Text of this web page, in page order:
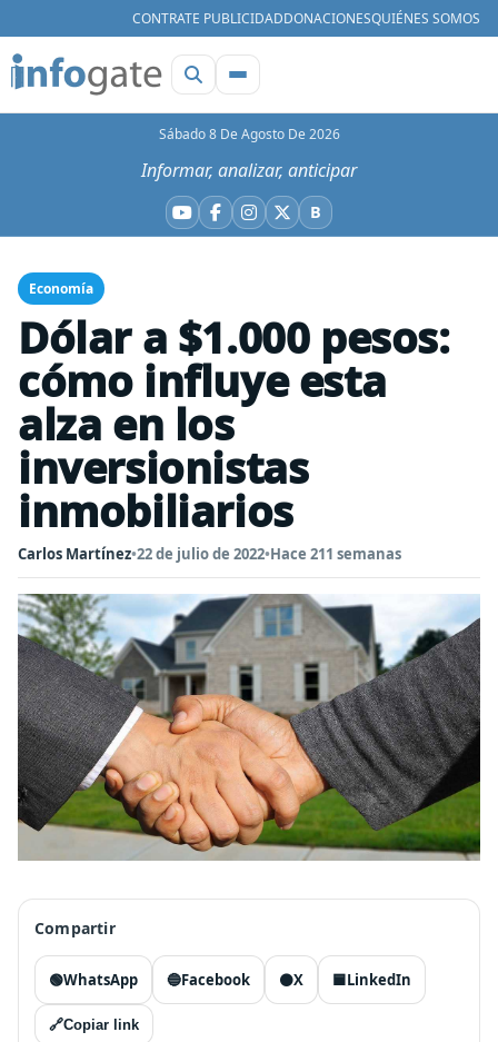
CONTRATE PUBLICIDADDONACIONESQUIÉNES SOMOS
Sábado 8 De Agosto De 2026
Informar, analizar, anticipar
YouTube
Facebook
Instagram
X BBluesky
Economía
Dólar a $1.000 pesos:
cómo influye esta
alza en los
inversionistas
inmobiliarios
Carlos Martínez•22 de julio de 2022•Hace 211 semanas
Compartir
🟢WhatsApp 🔵Facebook ⚫X 🟦LinkedIn
🔗Copiar link